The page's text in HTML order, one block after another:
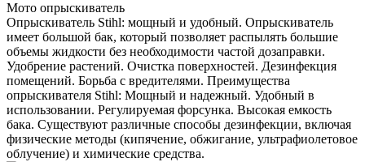
Мото опрыскиватель
Опрыскиватель Stihl: мощный и удобный. Опрыскиватель
имеет большой бак, который позволяет распылять большие
объемы жидкости без необходимости частой дозаправки.
Удобрение растений. Очистка поверхностей. Дезинфекция
помещений. Борьба с вредителями. Преимущества
опрыскивателя Stihl: Мощный и надежный. Удобный в
использовании. Регулируемая форсунка. Высокая емкость
бака. Существуют различные способы дезинфекции, включая
физические методы (кипячение, обжигание, ультрафиолетовое
облучение) и химические средства.